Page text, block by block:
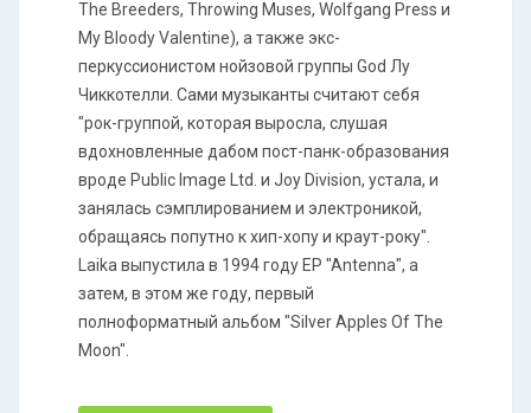
The Breeders, Throwing Muses, Wolfgang Press и
My Bloody Valentine), а также экс-
перкуссионистом нойзовой группы God Лу
Чиккотелли. Сами музыканты считают себя
"рок-группой, которая выросла, слушая
вдохновленные дабом пост-панк-образования
вроде Public Image Ltd. и Joy Division, устала, и
занялась сэмплированием и электроникой,
обращаясь попутно к хип-хопу и краут-року".
Laika выпустила в 1994 году EP "Antenna", а
затем, в этом же году, первый
полноформатный альбом "Silver Apples Of The
Moon".